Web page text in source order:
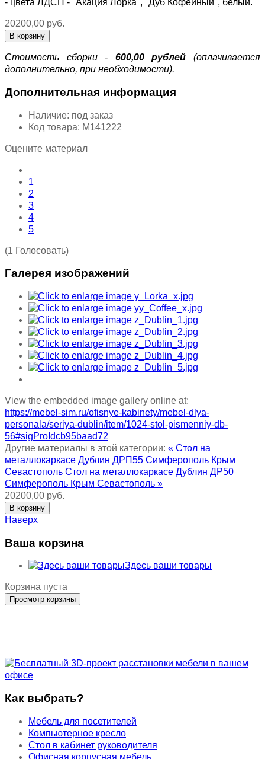
- цвета ЛДСП - "Акация Лорка", "Дуб Кофейный", белый.
20200,00 руб.
Стоимость сборки - 600,00 рублей (оплачивается
дополнительно, при необходимости).
Дополнительная информация
Наличие: под заказ
Код товара: М141222
Оцените материал
1
2
3
4
5
(1 Голосовать)
Галерея изображений
View the embedded image gallery online at:
https://mebel-sim.ru/ofisnye-kabinety/mebel-dlya-
personala/seriya-dublin/item/1024-stol-pismenniy-db-
56#sigProIdcb95baad72
Другие материалы в этой категории: « Стол на
металлокаркасе Дублин ДРП55 Симферополь Крым
Севастополь Стол на металлокаркасе Дублин ДР50
Симферополь Крым Севастополь »
20200,00 руб.
Наверх
Ваша корзина
Здесь ваши товары
Корзина пуста
Как выбрать?
Мебель для посетителей
Компьютерное кресло
Стол в кабинет руководителя
Офисная корпусная мебель